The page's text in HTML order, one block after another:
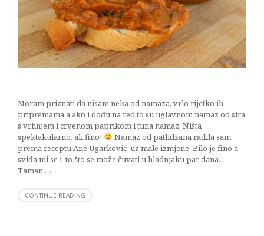
Moram priznati da nisam neka od namaza, vrlo rijetko ih
pripremama a ako i dođu na red to su uglavnom namaz od sira
s vrhnjem i crvenom paprikom i tuna namaz. Ništa
spektakularno, ali fino!
Namaz od patlidžana radila sam
prema receptu Ane Ugarković uz male izmjene. Bilo je fino a
sviđa mi se i to što se može čuvati u hladnjaku par dana.
Taman …
CONTINUE READING